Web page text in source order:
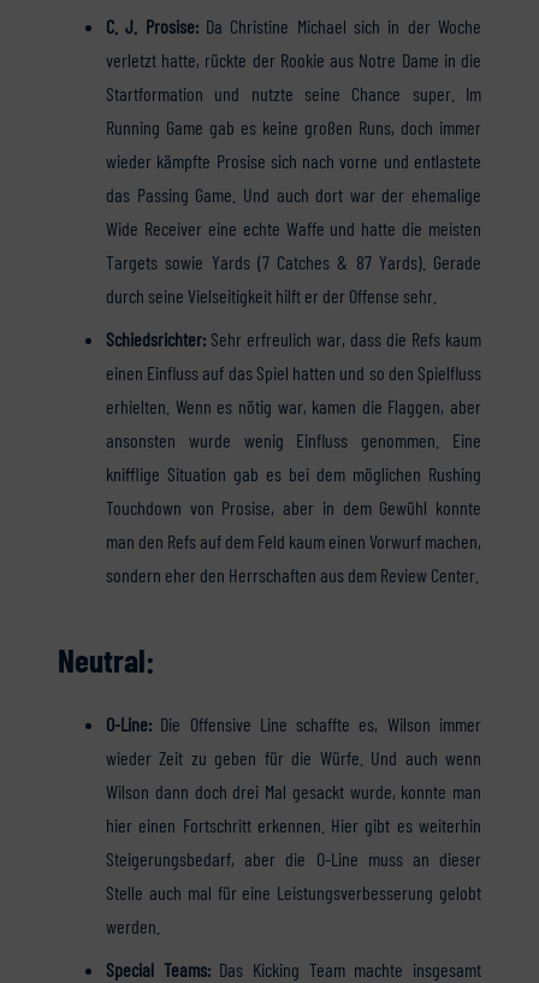
C. J. Prosise: Da Christine Michael sich in der Woche
verletzt hatte, rückte der Rookie aus Notre Dame in die
Startformation und nutzte seine Chance super. Im
Running Game gab es keine großen Runs, doch immer
wieder kämpfte Prosise sich nach vorne und entlastete
das Passing Game. Und auch dort war der ehemalige
Wide Receiver eine echte Waffe und hatte die meisten
Targets sowie Yards (7 Catches & 87 Yards). Gerade
durch seine Vielseitigkeit hilft er der Offense sehr.
Schiedsrichter: Sehr erfreulich war, dass die Refs kaum
einen Einfluss auf das Spiel hatten und so den Spielfluss
erhielten. Wenn es nötig war, kamen die Flaggen, aber
ansonsten wurde wenig Einfluss genommen. Eine
knifflige Situation gab es bei dem möglichen Rushing
Touchdown von Prosise, aber in dem Gewühl konnte
man den Refs auf dem Feld kaum einen Vorwurf machen,
sondern eher den Herrschaften aus dem Review Center.
Neutral:
O-Line: Die Offensive Line schaffte es, Wilson immer
wieder Zeit zu geben für die Würfe. Und auch wenn
Wilson dann doch drei Mal gesackt wurde, konnte man
hier einen Fortschritt erkennen. Hier gibt es weiterhin
Steigerungsbedarf, aber die O-Line muss an dieser
Stelle auch mal für eine Leistungsverbesserung gelobt
werden.
Special Teams:Das Kicking Team machte insgesamt